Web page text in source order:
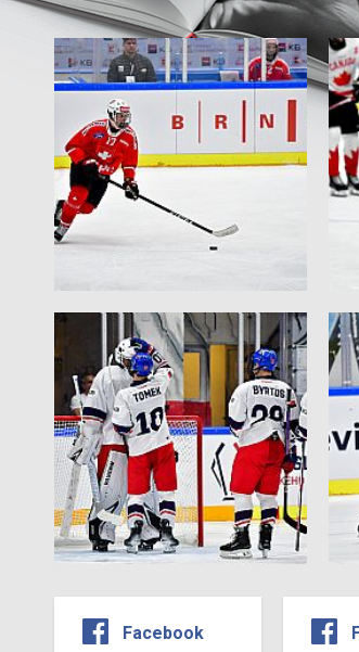
Facebook